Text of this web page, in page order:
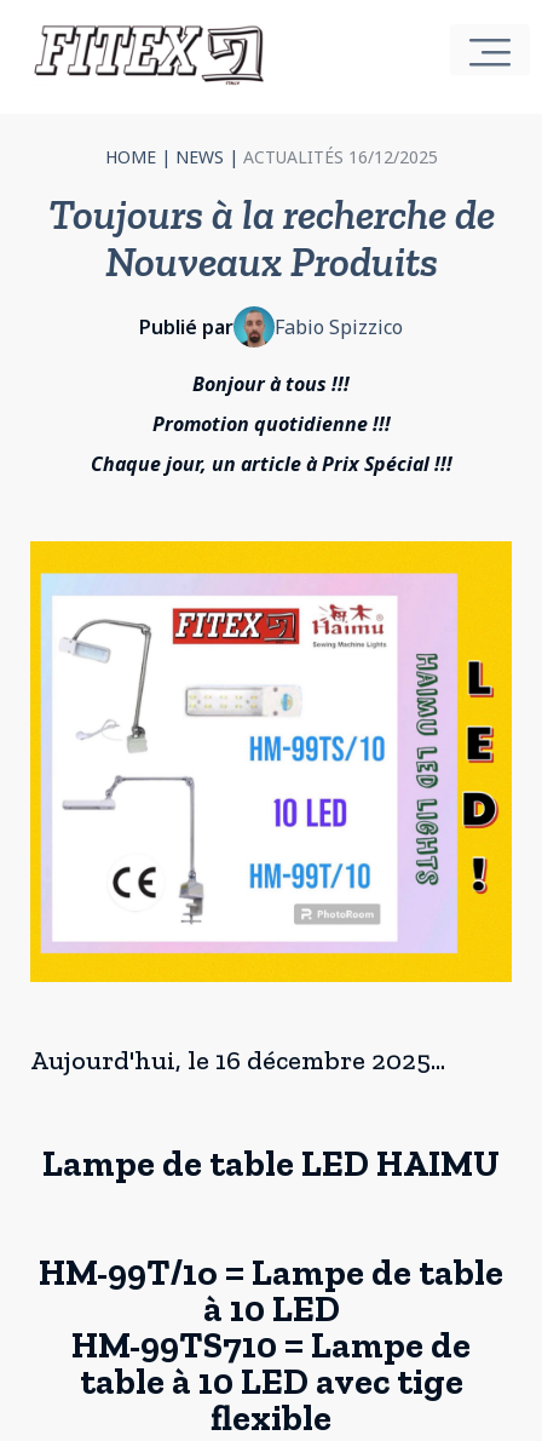
HOME| NEWS | ACTUALITÉS 16/12/2025
Toujours à la recherche de
Nouveaux Produits
Publié par Fabio Spizzico
Bonjour à tous !!!
Promotion quotidienne !!!
Chaque jour, un article à Prix Spécial !!!
Aujourd'hui, le 16 décembre 2025...
Lampe de table LED HAIMU
HM-99T/1o = Lampe de table
à 10 LED
HM-99TS710 = Lampe de
table à 10 LED avec tige
flexible